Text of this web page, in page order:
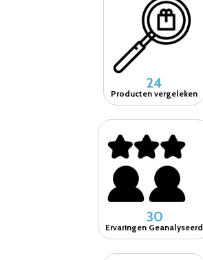
24
Producten vergeleken
30
Ervaringen Geanalyseerd